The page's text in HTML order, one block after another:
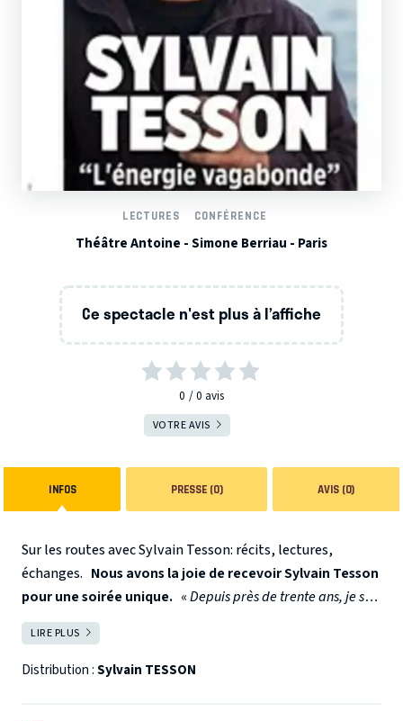
LECTURES CONFÉRENCE
Théâtre Antoine - Simone Berriau - Paris
Ce spectacle n'est plus à l’affiche
0 0 avis
VOTRE AVIS
INFOS PRESSE (0) AVIS (0)
Sur les routes avec Sylvain Tesson: récits, lectures,
échanges. Nous avons la joie de recevoir Sylvain Tesson
pour une soirée unique. «Depuis près de trente ans, je suis
sur les routes. Je me suis essayé à beaucoup de formes de
déplacement. J’ai sauté quarante fois d’un avion dans le ciel,
je suis monté à bord de motos russes qui ne voulaient pas
LIRE PLUS
Distribution :Sylvain TESSON